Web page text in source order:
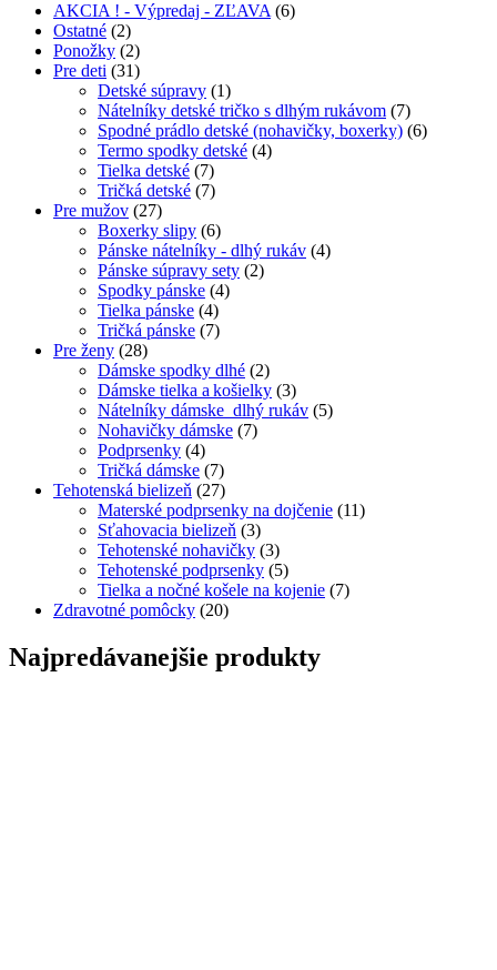
AKCIA ! - Výpredaj - ZĽAVA (6)
Ostatné (2)
Ponožky (2)
Pre deti (31)
Detské súpravy (1)
Nátelníky detské tričko s dlhým rukávom (7)
Spodné prádlo detské (nohavičky, boxerky) (6)
Termo spodky detské (4)
Tielka detské (7)
Tričká detské (7)
Pre mužov (27)
Boxerky slipy (6)
Pánske nátelníky - dlhý rukáv (4)
Pánske súpravy sety (2)
Spodky pánske (4)
Tielka pánske (4)
Tričká pánske (7)
Pre ženy (28)
Dámske spodky dlhé (2)
Dámske tielka a košielky (3)
Nátelníky dámske dlhý rukáv (5)
Nohavičky dámske (7)
Podprsenky (4)
Tričká dámske (7)
Tehotenská bielizeň (27)
Materské podprsenky na dojčenie (11)
Sťahovacia bielizeň (3)
Tehotenské nohavičky (3)
Tehotenské podprsenky (5)
Tielka a nočné košele na kojenie (7)
Zdravotné pomôcky (20)
Najpredávanejšie produkty